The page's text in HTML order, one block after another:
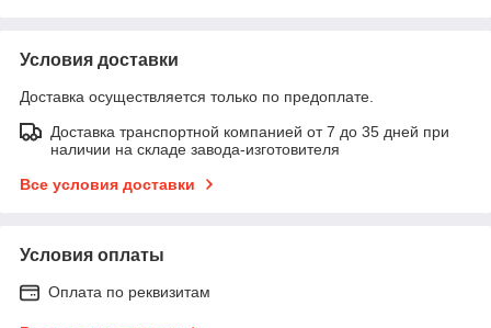
Условия доставки
Доставка осуществляется только по предоплате.
Доставка транспортной компанией от 7 до 35 дней при
наличии на складе завода-изготовителя
Все условия доставки
Условия оплаты
Оплата по реквизитам